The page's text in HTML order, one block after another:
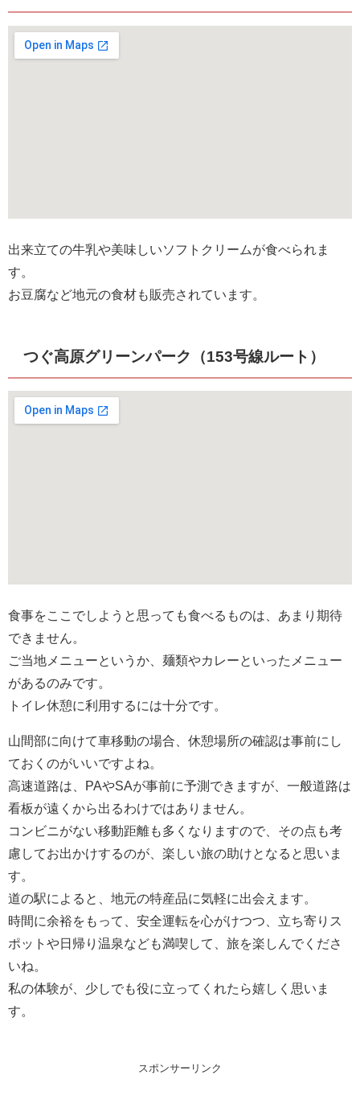
出来立ての牛乳や美味しいソフトクリームが食べられま
す。
お豆腐など地元の食材も販売されています。
つぐ高原グリーンパーク（153号線ルート）
食事をここでしようと思っても食べるものは、あまり期待
できません。
ご当地メニューというか、麺類やカレーといったメニュー
があるのみです。
トイレ休憩に利用するには十分です。
山間部に向けて車移動の場合、休憩場所の確認は事前にし
ておくのがいいですよね。
高速道路は、PAやSAが事前に予測できますが、一般道路は
看板が遠くから出るわけではありません。
コンビニがない移動距離も多くなりますので、その点も考
慮してお出かけするのが、楽しい旅の助けとなると思いま
す。
道の駅によると、地元の特産品に気軽に出会えます。
時間に余裕をもって、安全運転を心がけつつ、立ち寄りス
ポットや日帰り温泉なども満喫して、旅を楽しんでくださ
いね。
私の体験が、少しでも役に立ってくれたら嬉しく思いま
す。
スポンサーリンク